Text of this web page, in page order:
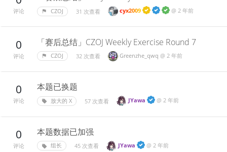
评论 CZOJ 31 次查看 cyx2009 @ 2 年前
0
评论
「赛后总结」CZOJ Weekly Exercise Round 7
CZOJ 32 次查看 Greenzhe_qwq @ 2 年前
0
评论
本题已换题
放大的 X 57 次查看 JYawa @ 2 年前
0
评论
本题数据已加强
组长 45 次查看 JYawa @ 2 年前